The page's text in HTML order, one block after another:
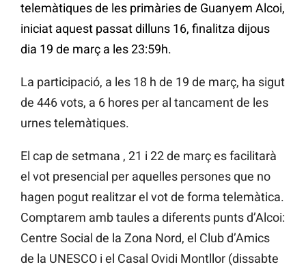
telemàtiques de les primàries de Guanyem Alcoi,
iniciat aquest passat dilluns 16, finalitza dijous
dia 19 de març a les 23:59h.
La participació, a les 18 h de 19 de març, ha sigut
de 446 vots, a 6 hores per al tancament de les
urnes telemàtiques.
El cap de setmana , 21 i 22 de març es facilitarà
el vot presencial per aquelles persones que no
hagen pogut realitzar el vot de forma telemàtica.
Comptarem amb taules a diferents punts d’Alcoi:
Centre Social de la Zona Nord, el Club d’Amics
de la UNESCO i el Casal Ovidi Montllor (dissabte